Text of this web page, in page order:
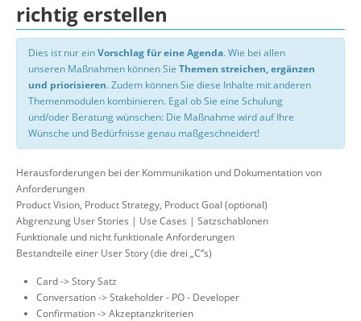
richtig erstellen
Dies ist nur einVorschlag für eine Agenda. Wie bei allen
unseren Maßnahmen können Sie Themen streichen, ergänzen
und priorisieren. Zudem können Sie diese Inhalte mit anderen
Themenmodulen kombinieren. Egal ob Sie eine Schulung
und/oder Beratung wünschen: Die Maßnahme wird auf Ihre
Wünsche und Bedürfnisse genau maßgeschneidert!
Herausforderungen bei der Kommunikation und Dokumentation von
Anforderungen
Product Vision, Product Strategy, Product Goal (optional)
Abgrenzung User Stories | Use Cases | Satzschablonen
Funktionale und nicht funktionale Anforderungen
Bestandteile einer User Story (die drei „C“s)
Card -> Story Satz
Conversation -> Stakeholder - PO - Developer
Confirmation -> Akzeptanzkriterien